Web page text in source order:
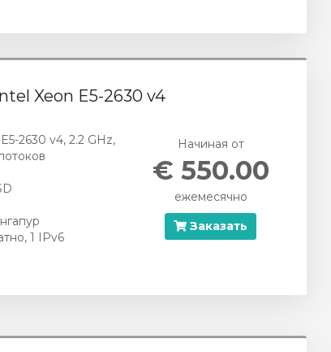
Xeon E5-2630 v4
2630 v4, 2.2 GHz,
1 IPv6
Начиная от
€ 550.00
ежемесячно
Заказать